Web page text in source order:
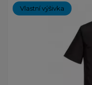
Vlastní výšivka